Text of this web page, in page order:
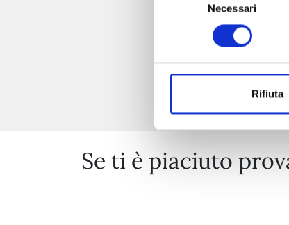
Necessari
Rifiuta
Se ti è piaciuto